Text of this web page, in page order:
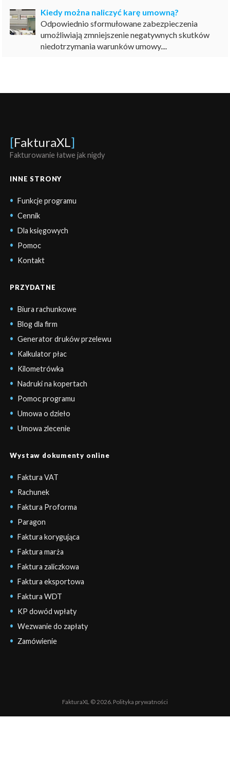
Kiedy można naliczyć karę umowną?
Odpowiednio sformułowane zabezpieczenia
umożliwiają zmniejszenie negatywnych skutków
niedotrzymania warunków umowy....
[FakturaXL]
Fakturowanie łatwe jak nigdy
INNE STRONY
Funkcje programu
Cennik
Dla księgowych
Pomoc
Kontakt
PRZYDATNE
Biura rachunkowe
Blog dla firm
Generator druków przelewu
Kalkulator płac
Kilometrówka
Nadruki na kopertach
Pomoc programu
Umowa o dzieło
Umowa zlecenie
Wystaw dokumenty online
Faktura VAT
Rachunek
Faktura Proforma
Paragon
Faktura korygująca
Faktura marża
Faktura zaliczkowa
Faktura eksportowa
Faktura WDT
KP dowód wpłaty
Wezwanie do zapłaty
Zamówienie
FakturaXL © 2026. Polityka prywatności